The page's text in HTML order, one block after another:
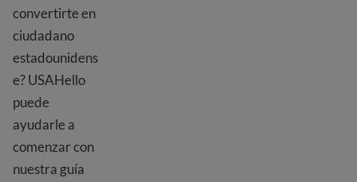
convertirte en
ciudadano
estadounidens
e? USAHello
puede
ayudarle a
comenzar con
nuestra guía